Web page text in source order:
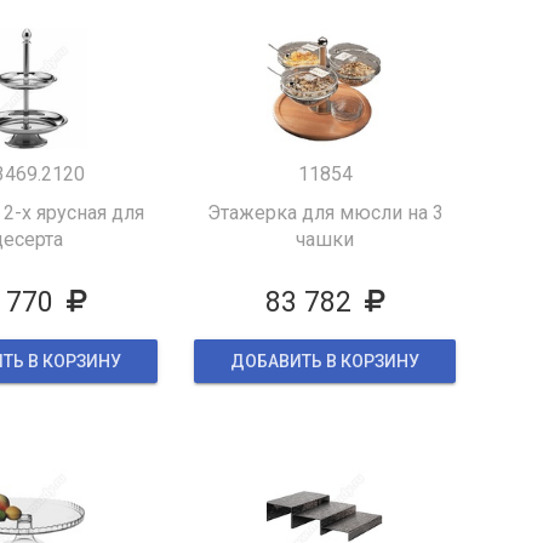
х ярусная для
В КОРЗИНУ
11854
Этажерка для мюсли на 3
чашки
83 782
ДОБАВИТЬ В КОРЗИНУ